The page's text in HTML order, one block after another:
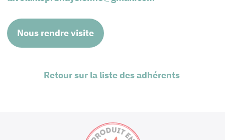
Nous rendre visite
Retour sur la liste des adhérents